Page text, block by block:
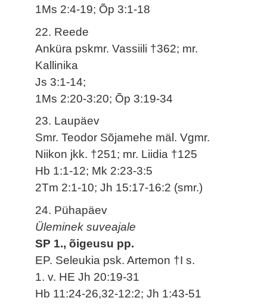
1Ms 2:4-19; Õp 3:1-18
22. Reede
Anküra pskmr. Vassiili †362; mr.
Kallinika
Js 3:1-14;
1Ms 2:20-3:20; Õp 3:19-34
23. Laupäev
Smr. Teodor Sõjamehe mäl. Vgmr.
Niikon jkk. †251; mr. Liidia †125
Hb 1:1-12; Mk 2:23-3:5
2Tm 2:1-10; Jh 15:17-16:2 (smr.)
24. Pühapäev
Üleminek suveajale
SP 1., õigeusu pp.
EP. Seleukia psk. Artemon †I s.
1. v. HE Jh 20:19-31
Hb 11:24-26,32-12:2; Jh 1:43-51